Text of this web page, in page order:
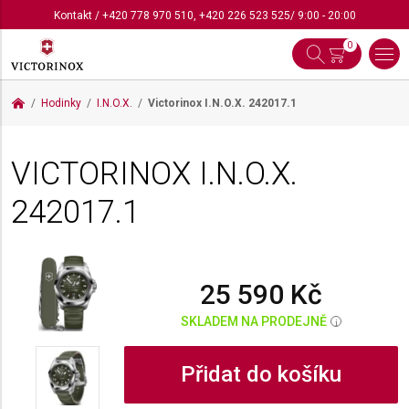
Kontakt/ +420 778 970 510, +420 226 523 525/ 9:00 - 20:00
0
Hodinky I.N.O.X. Victorinox I.N.O.X. 242017.1
VICTORINOX I.N.O.X.
242017.1
25 590 Kč
SKLADEM NA PRODEJNĚ i
Přidat do košíku